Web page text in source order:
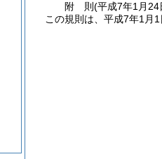
附 則(平成7年1月24
この規則は、平成7年1月1